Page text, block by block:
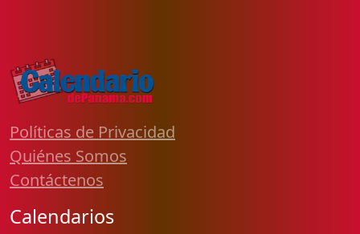
Políticas de Privacidad
Quiénes Somos
Contáctenos
Calendarios